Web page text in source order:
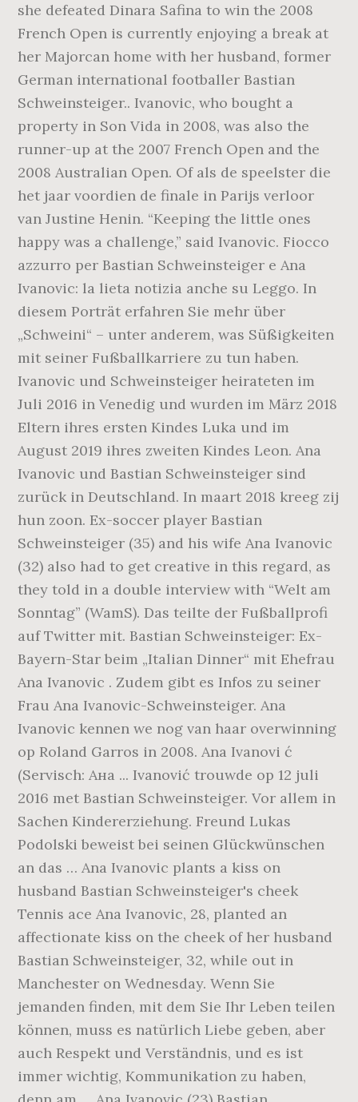
she defeated Dinara Safina to win the 2008
French Open is currently enjoying a break at
her Majorcan home with her husband, former
German international footballer Bastian
Schweinsteiger.. Ivanovic, who bought a
property in Son Vida in 2008, was also the
runner-up at the 2007 French Open and the
2008 Australian Open. Of als de speelster die
het jaar voordien de finale in Parijs verloor
van Justine Henin. “Keeping the little ones
happy was a challenge,” said Ivanovic. Fiocco
azzurro per Bastian Schweinsteiger e Ana
Ivanovic: la lieta notizia anche su Leggo. In
diesem Porträt erfahren Sie mehr über
„Schweini“ – unter anderem, was Süßigkeiten
mit seiner Fußballkarriere zu tun haben.
Ivanovic und Schweinsteiger heirateten im
Juli 2016 in Venedig und wurden im März 2018
Eltern ihres ersten Kindes Luka und im
August 2019 ihres zweiten Kindes Leon. Ana
Ivanovic und Bastian Schweinsteiger sind
zurück in Deutschland. In maart 2018 kreeg zij
hun zoon. Ex-soccer player Bastian
Schweinsteiger (35) and his wife Ana Ivanovic
(32) also had to get creative in this regard, as
they told in a double interview with “Welt am
Sonntag” (WamS). Das teilte der Fußballprofi
auf Twitter mit. Bastian Schweinsteiger: Ex-
Bayern-Star beim „Italian Dinner“ mit Ehefrau
Ana Ivanovic . Zudem gibt es Infos zu seiner
Frau Ana Ivanovic-Schweinsteiger. Ana
Ivanovic kennen we nog van haar overwinning
op Roland Garros in 2008. Ana Ivanovi ć
(Servisch: Ана ... Ivanović trouwde op 12 juli
2016 met Bastian Schweinsteiger. Vor allem in
Sachen Kindererziehung. Freund Lukas
Podolski beweist bei seinen Glückwünschen
an das … Ana Ivanovic plants a kiss on
husband Bastian Schweinsteiger's cheek
Tennis ace Ana Ivanovic, 28, planted an
affectionate kiss on the cheek of her husband
Bastian Schweinsteiger, 32, while out in
Manchester on Wednesday. Wenn Sie
jemanden finden, mit dem Sie Ihr Leben teilen
können, muss es natürlich Liebe geben, aber
auch Respekt und Verständnis, und es ist
immer wichtig, Kommunikation zu haben,